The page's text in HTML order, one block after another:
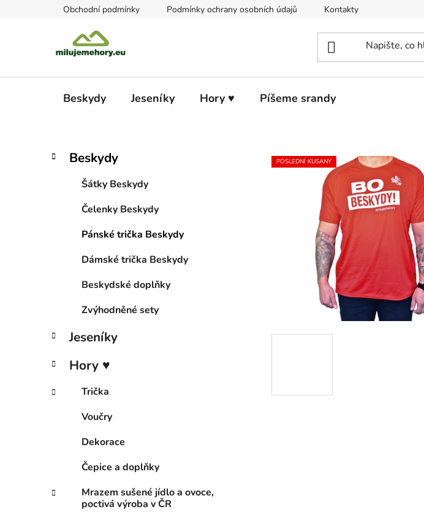
Obchodní podmínky Podmínky ochrany osobních údajů Kontakty
Beskydy Jeseníky Hory ♥ Píšeme srandy
P
e
l
Přeskočit
kategorie
K
a
Beskydy
Šátky Beskydy
Čelenky Beskydy
Pánské trička Beskydy
Dámské trička Beskydy
Beskydské doplňky
Zvýhodněné sety
Jeseníky
Hory ♥
Trička
Voučry
Dekorace
Čepice a doplňky
Mrazem sušené jídlo a ovoce,
poctivá výroba v ČR
POSLEDNÍ KUSANY